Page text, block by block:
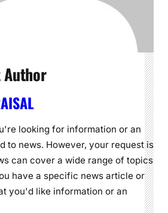
looking for information or an
to news. However, your request is
can cover a wide range of topics
have a specific news article or
you'd like information or an